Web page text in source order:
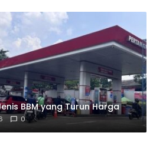
BBM yang Turun Harga
0